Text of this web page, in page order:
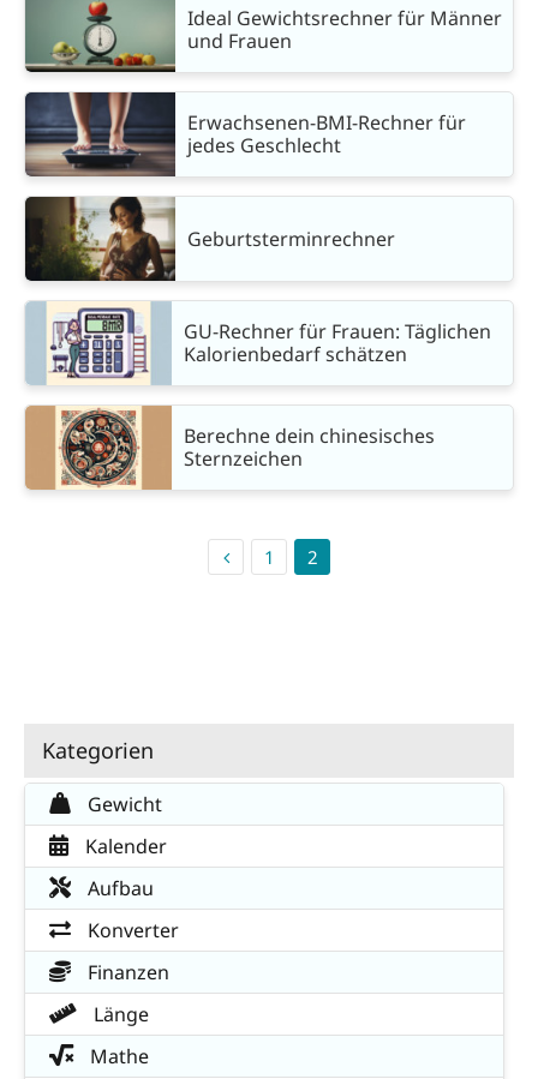
Ideal Gewichtsrechner für Männer
und Frauen
Erwachsenen-BMI-Rechner für
jedes Geschlecht
Geburtsterminrechner
GU-Rechner für Frauen: Täglichen
Kalorienbedarf schätzen
Berechne dein chinesisches
Sternzeichen
1 2
Kategorien
Gewicht
Kalender
Aufbau
Konverter
Finanzen
Länge
Mathe